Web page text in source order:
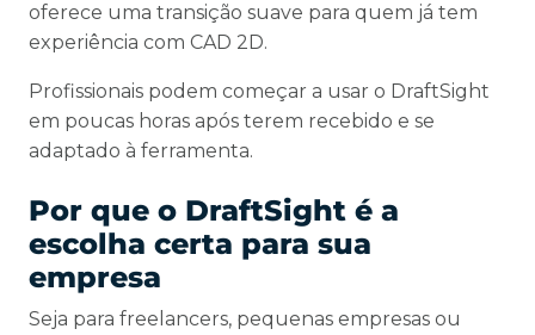
oferece uma transição suave para quem já tem
experiência com CAD 2D.
Profissionais podem começar a usar o DraftSight
em poucas horas após terem recebido e se
adaptado à ferramenta.
Por que o DraftSight é a
escolha certa para sua
empresa
Seja para freelancers, pequenas empresas ou